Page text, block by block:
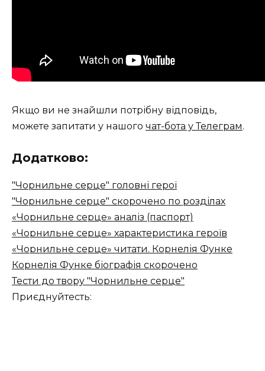
Якщо ви не знайшли потрібну відповідь,
можете запитати у нашого чат-бота у Телеграм.
Додатково:
"Чорнильне серце" головні герої
"Чорнильне серце" скорочено по розділах
«Чорнильне серце» аналіз (паспорт)
«Чорнильне серце» характеристика героїв
«Чорнильне серце» читати. Корнелія Функе
Корнелія Функе біографія скорочено
Тести до твору "Чорнильне серце"
Приєднуйтесть: